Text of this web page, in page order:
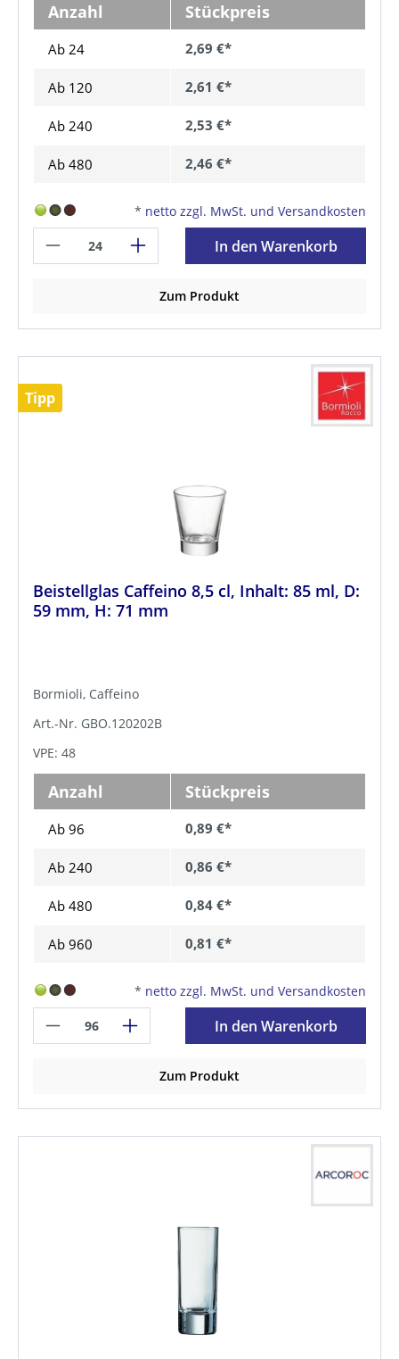
Anzahl Stückpreis
Ab 24 2,69 €*
Ab 120 2,61 €*
Ab 240 2,53 €*
Ab 480 2,46 €*
* netto zzgl. MwSt. und Versandkosten
In den Warenkorb
Zum Produkt
Tipp
Beistellglas Caffeino 8,5 cl, Inhalt: 85 ml, D:
59 mm, H: 71 mm
Bormioli, Caffeino
Art.-Nr. GBO.120202B
VPE: 48
Anzahl Stückpreis
Ab 96 0,89 €*
Ab 240 0,86 €*
Ab 480 0,84 €*
Ab 960 0,81 €*
* netto zzgl. MwSt. und Versandkosten
In den Warenkorb
Zum Produkt